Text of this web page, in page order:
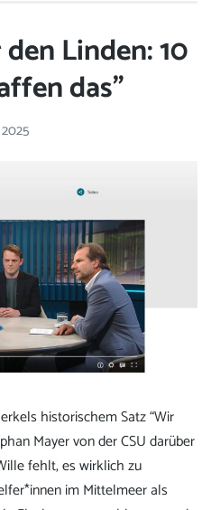
Linden: 10
das”
historischem Satz “Wir
Mayer von der CSU darüber
fehlt, es wirklich zu
im Mittelmeer als